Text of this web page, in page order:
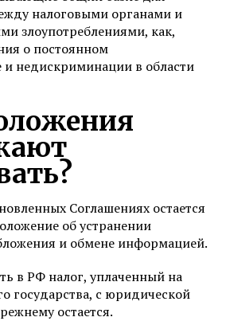
налоговыми органами и
злоупотреблениями, как,
о постоянном
и недискриминации в области
Соглашениях остается
об устранении
и обмене информацией.
в РФ налог, уплаченный на
государства, с юридической
остается.